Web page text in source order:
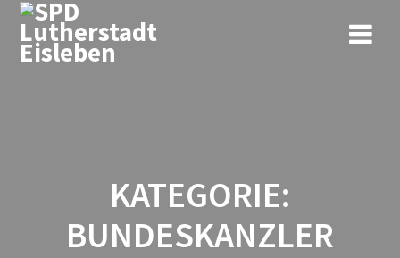
KATEGORIE:
BUNDESKANZLER